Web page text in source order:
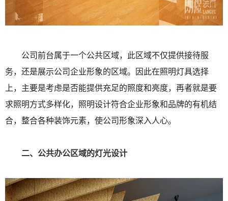
公司前台属于一个公共区域，此区域不仅提供接待服
务，还是展示公司企业形象的区域。因此在照明灯具选择
上，主要是考虑是否能提供充足的照度和亮度，再者就是要
求照明方式多样化，照明设计符合企业形象和品牌的有机结
合，整合各种装饰元素，使公司形象深入人心。
二、公共办公区域的灯光设计